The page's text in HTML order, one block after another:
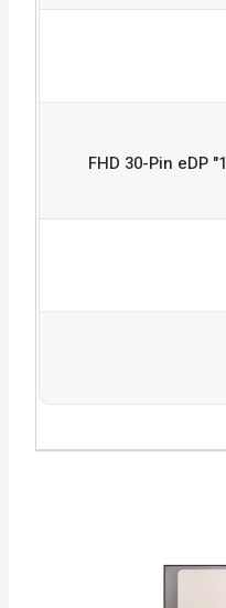
מחשבים ניידים תומכי מסך 16.1" FHD 30-Pin eDP